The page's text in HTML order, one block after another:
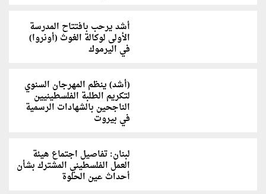
أشد يرحب بافتتاح المدرسة
الأولى لوكالة الغوث (أونروا)
في اليرموك
(أشد) ينظم المهرجان السنوي
لتكريم الطلبة الفلسطينيين
الناجحين بالشهادات الرسمية
في بيروت
لبنان: تفاصيل اجتماع هيئة
العمل الفلسطيني المشترك بشأن
أحداث عين الحلوة